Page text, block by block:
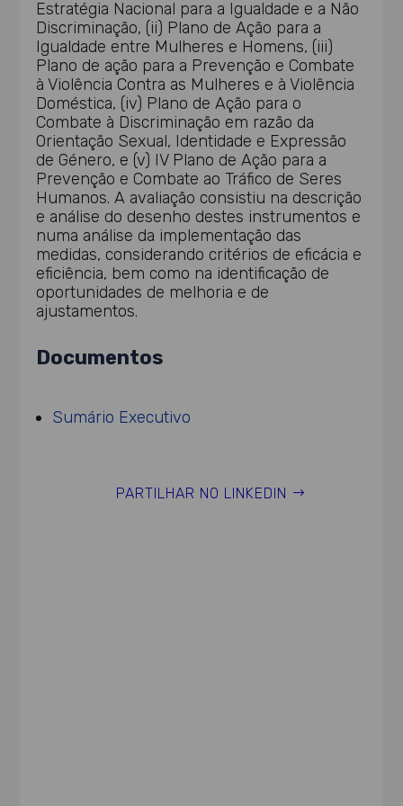
Estratégia Nacional para a Igualdade e a Não
Discriminação, (ii) Plano de Ação para a
Igualdade entre Mulheres e Homens, (iii)
Plano de ação para a Prevenção e Combate
à Violência Contra as Mulheres e à Violência
Doméstica, (iv) Plano de Ação para o
Combate à Discriminação em razão da
Orientação Sexual, Identidade e Expressão
de Género, e (v) IV Plano de Ação para a
Prevenção e Combate ao Tráfico de Seres
Humanos. A avaliação consistiu na descrição
e análise do desenho destes instrumentos e
numa análise da implementação das
medidas, considerando critérios de eficácia e
eficiência, bem como na identificação de
oportunidades de melhoria e de
ajustamentos.
Documentos
Sumário Executivo
PARTILHAR NO LINKEDIN